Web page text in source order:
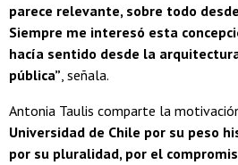
parece relevante, sobre todo
Siempre me interesó esta
hacía sentido desde la
pública”, señala.
Antonia Taulis comparte la
Universidad de Chile por su peso
por su pluralidad, por el